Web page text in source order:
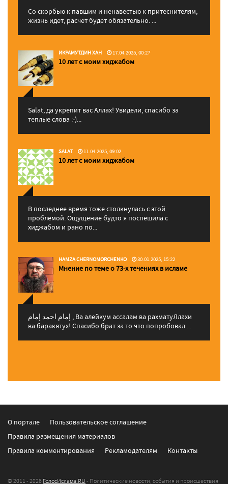
Со скорбью к павшим и ненавестью к притеснителям,
жизнь идет, расчет будет обязательно. ...
ИКРАМУТДИН ХАН 17.04.2025, 00:27
10 лет с моим хиджабом
Salat, да укрепит вас Аллаx! Увидели, спасибо за
теплые слова :-)...
SALAT 11.04.2025, 09:02
10 лет с моим хиджабом
В последнее время тоже столкнулась с этой
проблемой. Ощущение будто я поспешила с
хиджабом и рано по...
HAMZA CHERNOMORCHENKO 30.01.2025, 15:22
Мнение по теме о 73-х течениях в исламе
إمام احمد إمام , Ва алейкум ассалам ва рахматуЛлахи
ва баракятух! Спасибо брат за то что попробовал ...
О портале
Пользовательское соглашение
Правила размещения материалов
Правила комментирования
Рекламодателям Контакты
© 2011 - 2026 ГолосИслама.RU - Политические новости, события и происшествия